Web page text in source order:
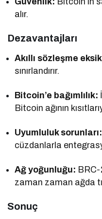
alır.
Dezavantajları
Akıllı sözleşme
sınırlandırır.
Bitcoin’e bağımlılık:
Bitcoin ağının
Uyumluluk sorunları:
cüzdanlarla
Ağ yoğunluğu:
zaman zaman ağda
Sonuç